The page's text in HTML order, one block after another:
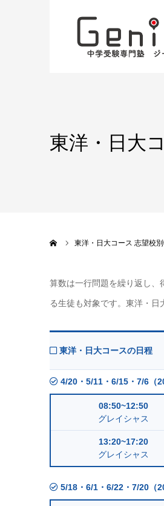
東洋・日大
東洋・日大コース 志望校別
算数は一行問題を繰り返し、
る生徒も対象です。東洋・日
東洋・日大コースの日程
4/20・5/11・6/15・7/6（
08:50~12:50
グレイシャス
13:20~17:20
グレイシャス
5/18・6/1・6/22・7/20（